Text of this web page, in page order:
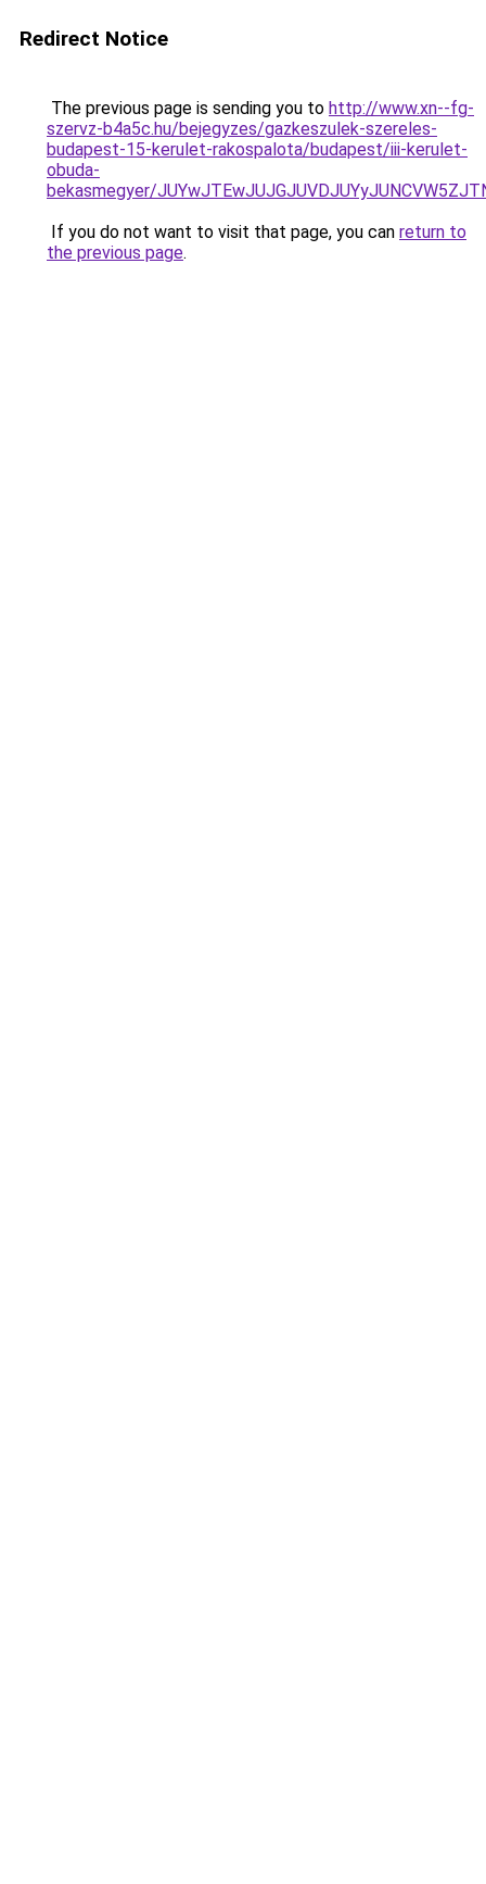
Redirect Notice
The previous page is sending you to http://www.xn--fg-
szervz-b4a5c.hu/bejegyzes/gazkeszulek-szereles-
budapest-15-kerulet-rakospalota/budapest/iii-kerulet-
obuda-
bekasmegyer/
If you do not want to visit that page, you can return to
the previous page.